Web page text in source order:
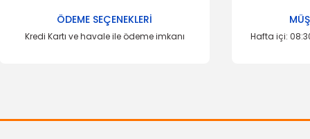
ÖDEME SEÇENEKLERİ
Kredi Kartı ve havale ile ödeme imkanı Hafta içi: